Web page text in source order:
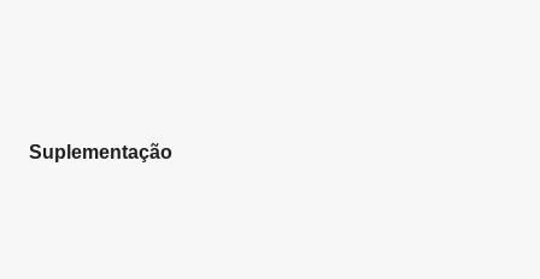
Suplementação